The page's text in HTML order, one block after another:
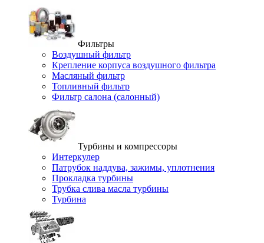
Фильтры
Воздушный фильтр
Крепление корпуса воздушного фильтра
Масляный фильтр
Топливный фильтр
Фильтр салона (салонный)
Турбины и компрессоры
Интеркулер
Патрубок наддува, зажимы, уплотнения
Прокладка турбины
Трубка слива масла турбины
Турбина